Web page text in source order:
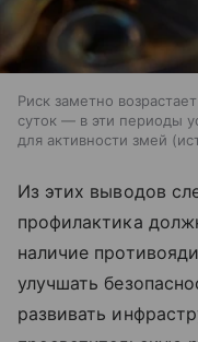
Риск заметно
суток — в эти периоды
для активности змей
Из этих выводов
профилактика
наличие
улучшать
развивать